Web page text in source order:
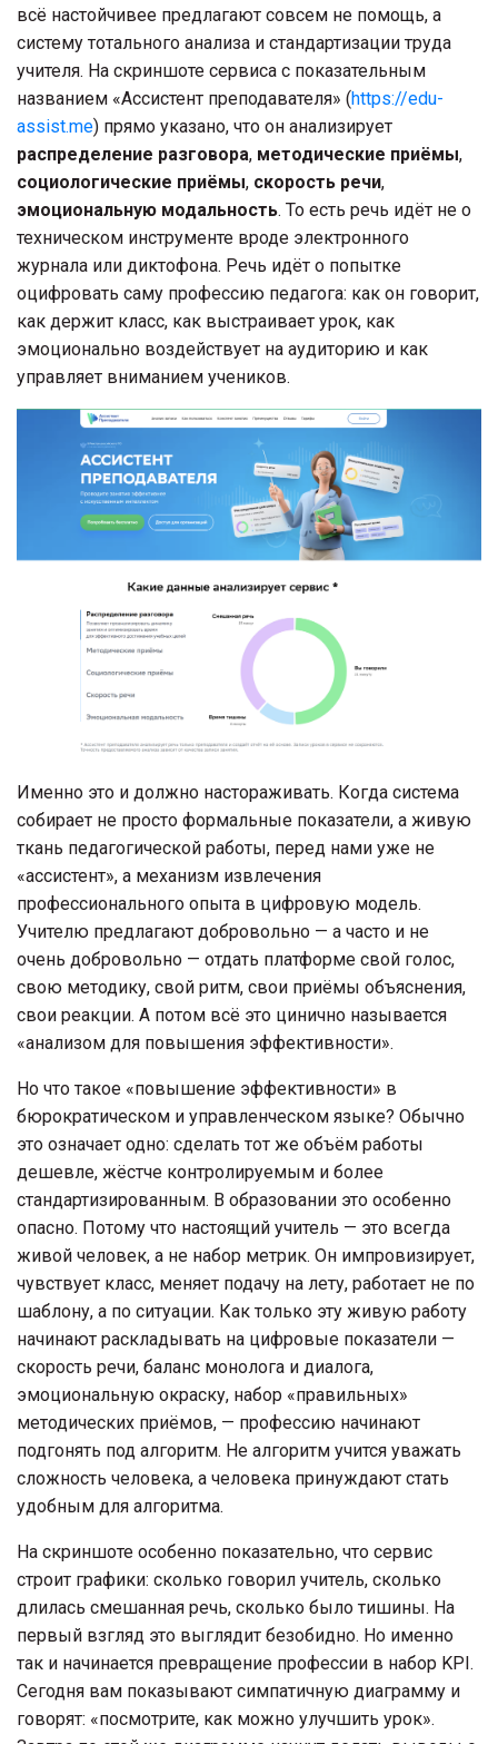
всё настойчивее предлагают совсем не помощь, а
систему тотального анализа и стандартизации труда
учителя. На скриншоте сервиса с показательным
названием «Ассистент преподавателя» (https://edu-
assist.me) прямо указано, что он анализирует
распределение разговора, методические приёмы,
социологические приёмы, скорость речи,
эмоциональную модальность. То есть речь идёт не о
техническом инструменте вроде электронного
журнала или диктофона. Речь идёт о попытке
оцифровать саму профессию педагога: как он говорит,
как держит класс, как выстраивает урок, как
эмоционально воздействует на аудиторию и как
управляет вниманием учеников.
Именно это и должно настораживать. Когда система
собирает не просто формальные показатели, а живую
ткань педагогической работы, перед нами уже не
«ассистент», а механизм извлечения
профессионального опыта в цифровую модель.
Учителю предлагают добровольно — а часто и не
очень добровольно — отдать платформе свой голос,
свою методику, свой ритм, свои приёмы объяснения,
свои реакции. А потом всё это цинично называется
«анализом для повышения эффективности».
Но что такое «повышение эффективности» в
бюрократическом и управленческом языке? Обычно
это означает одно: сделать тот же объём работы
дешевле, жёстче контролируемым и более
стандартизированным. В образовании это особенно
опасно. Потому что настоящий учитель — это всегда
живой человек, а не набор метрик. Он импровизирует,
чувствует класс, меняет подачу на лету, работает не по
шаблону, а по ситуации. Как только эту живую работу
начинают раскладывать на цифровые показатели —
скорость речи, баланс монолога и диалога,
эмоциональную окраску, набор «правильных»
методических приёмов, — профессию начинают
подгонять под алгоритм. Не алгоритм учится уважать
сложность человека, а человека принуждают стать
удобным для алгоритма.
На скриншоте особенно показательно, что сервис
строит графики: сколько говорил учитель, сколько
длилась смешанная речь, сколько было тишины. На
первый взгляд это выглядит безобидно. Но именно
так и начинается превращение профессии в набор KPI.
Сегодня вам показывают симпатичную диаграмму и
говорят: «посмотрите, как можно улучшить урок».